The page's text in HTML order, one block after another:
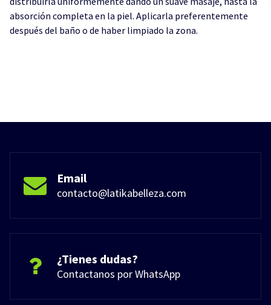
absorción completa en la piel. Aplicarla preferentemente
después del baño o de haber limpiado la zona.
Email
contacto@latikabelleza.com
¿Tienes dudas?
Contactanos por WhatsApp